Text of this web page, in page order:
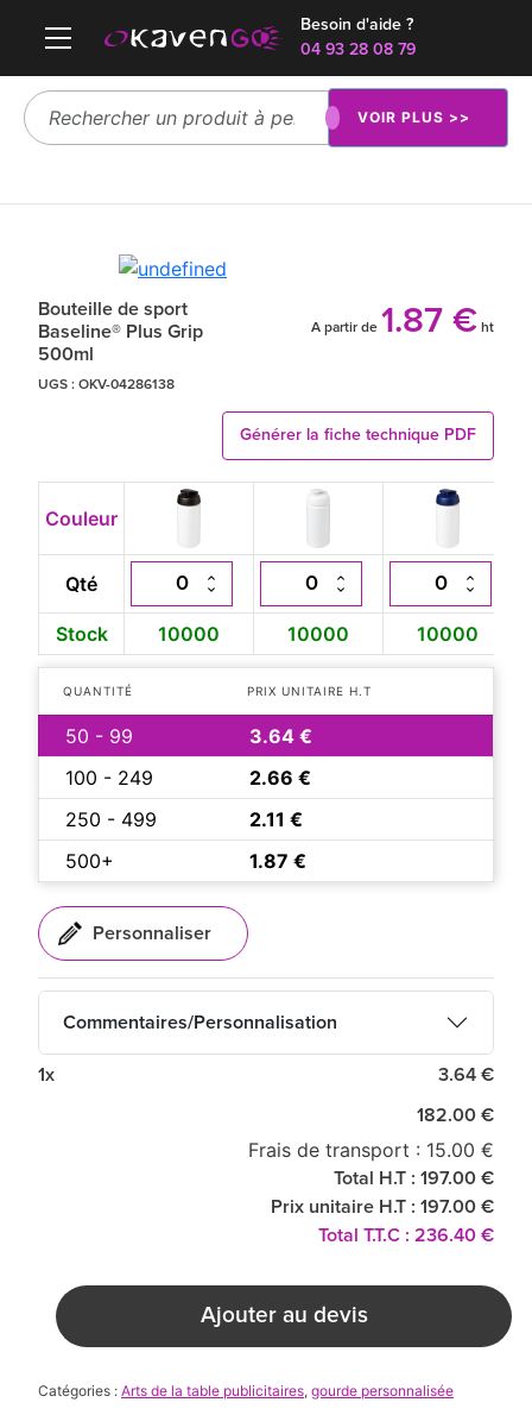
Besoin d'aide ?
04 93 28 08 79
VOIR PLUS >>
Bouteille de sport
Baseline® Plus Grip
500ml
A partir de 1.87 € ht
UGS : OKV-04286138
Générer la fiche technique PDF
Couleur
Qté
Stock 10000 10000 10000
QUANTITÉ PRIX UNITAIRE H.T
50 - 99
3.64 €
100 - 249
2.66 €
250 - 499
2.11 €
500+
1.87 €
Commentaires/Personnalisation
1x 3.64 €
182.00 €
Frais de transport : 15.00 €
Total H.T : 197.00 €
Prix unitaire H.T : 197.00 €
Total T.T.C : 236.40 €
Ajouter au devis
Catégories : Arts de la table publicitaires, gourde personnalisée